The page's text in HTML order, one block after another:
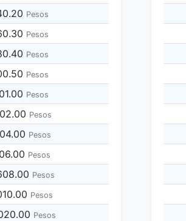
Pesos
Pesos
Pesos
Pesos
Pesos
Pesos
Pesos
Pesos
Pesos
Pesos
Pesos